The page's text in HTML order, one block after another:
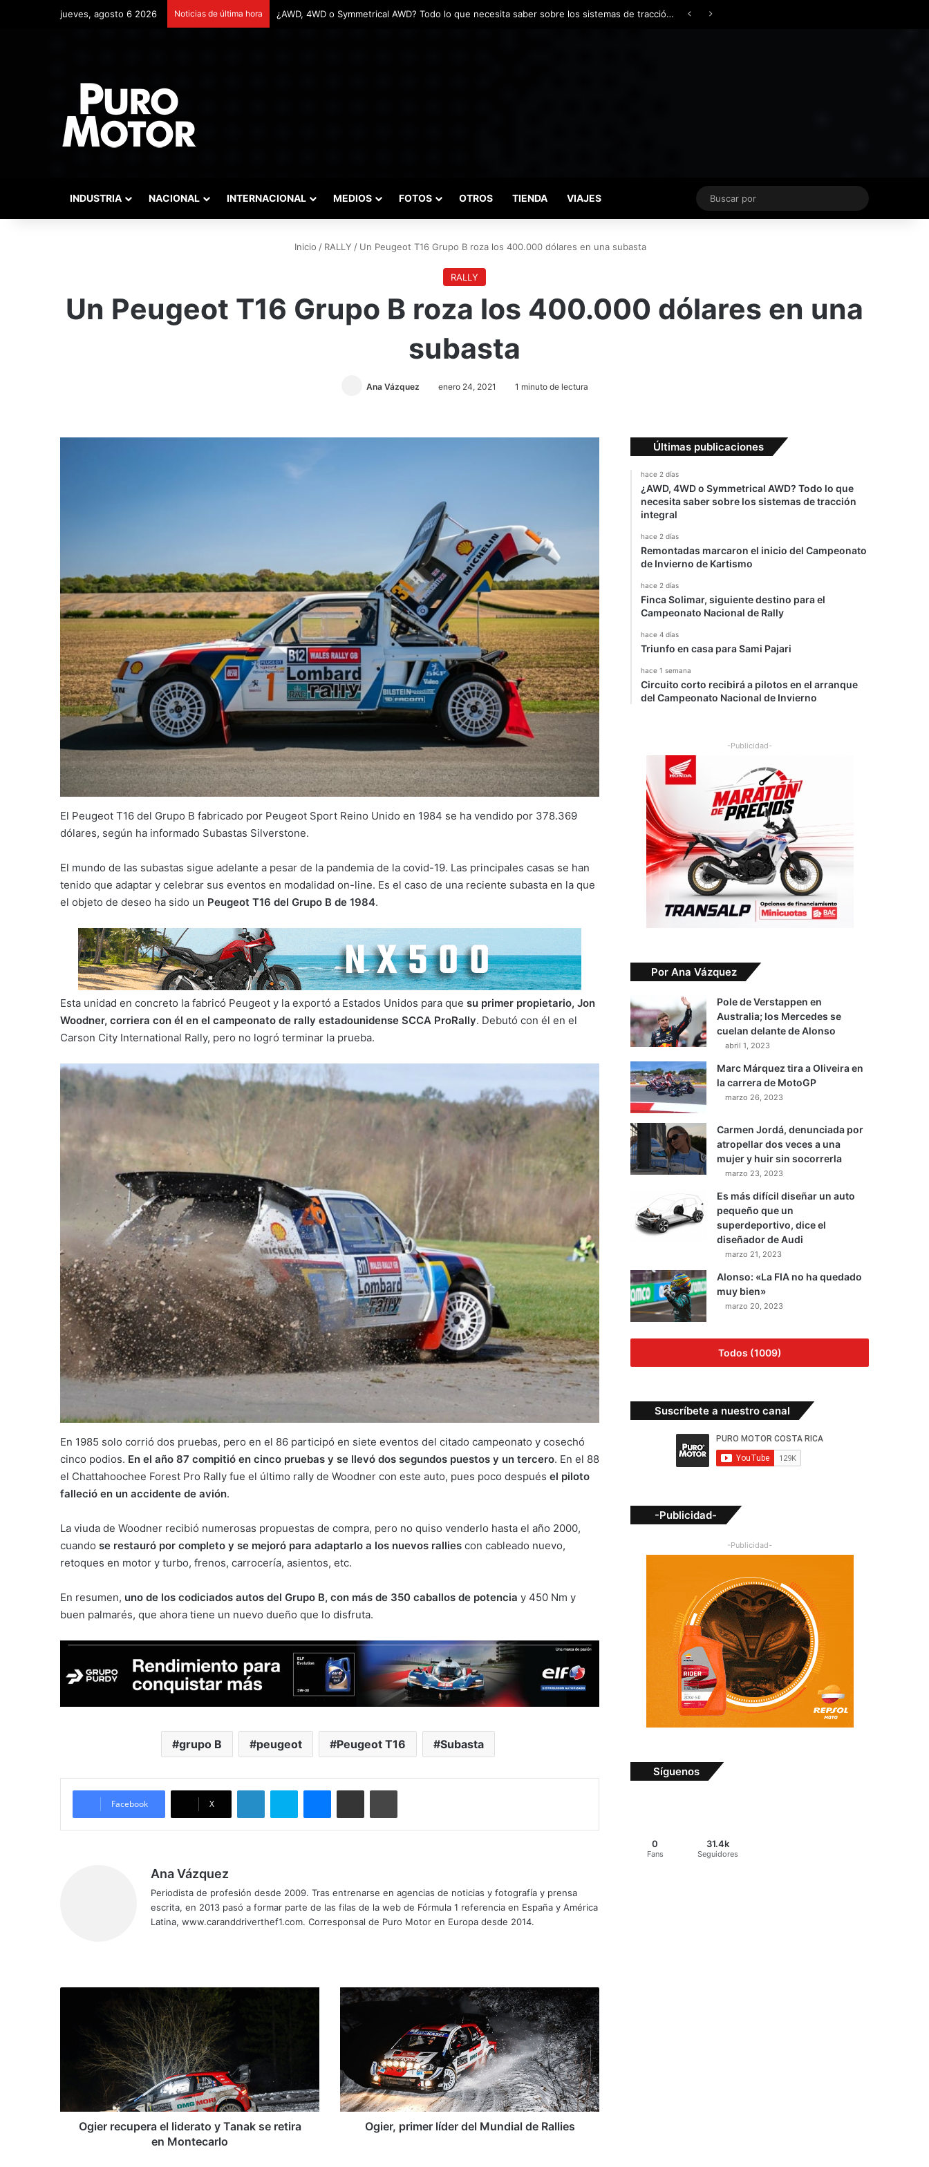
jueves, agosto 6 2026 Noticias de última hora Remontadas marcaron el inicio del Campeonato de Invierno de Kartismo
INDUSTRIA NACIONAL INTERNACIONAL MEDIOS FOTOS OTROS TIENDA VIAJES
Buscar
por
Inicio / RALLY / Un Peugeot T16 Grupo B roza los 400.000 dólares en una subasta
RALLY
Un Peugeot T16 Grupo B roza los 400.000 dólares en una
subasta
Ana Vázquez enero 24, 2021 1 minuto de lectura
El Peugeot T16 del Grupo B fabricado por Peugeot Sport Reino Unido en 1984 se ha vendido por 378.369
dólares, según ha informado Subastas Silverstone.
El mundo de las subastas sigue adelante a pesar de la pandemia de la covid-19. Las principales casas se han
tenido que adaptar y celebrar sus eventos en modalidad on-line. Es el caso de una reciente subasta en la que
el objeto de deseo ha sido un Peugeot T16 del Grupo B de 1984.
Esta unidad en concreto la fabricó Peugeot y la exportó a Estados Unidos para que su primer propietario, Jon
Woodner, corriera con él en el campeonato de rally estadounidense SCCA ProRally. Debutó con él en el
Carson City International Rally, pero no logró terminar la prueba.
En 1985 solo corrió dos pruebas, pero en el 86 participó en siete eventos del citado campeonato y cosechó
cinco podios. En el año 87 compitió en cinco pruebas y se llevó dos segundos puestos y un tercero. En el 88
el Chattahoochee Forest Pro Rally fue el último rally de Woodner con este auto, pues poco después el piloto
falleció en un accidente de avión.
La viuda de Woodner recibió numerosas propuestas de compra, pero no quiso venderlo hasta el año 2000,
cuando se restauró por completo y se mejoró para adaptarlo a los nuevos rallies con cableado nuevo,
retoques en motor y turbo, frenos, carrocería, asientos, etc.
En resumen, uno de los codiciados autos del Grupo B, con más de 350 caballos de potencia y 450 Nm y
buen palmarés, que ahora tiene un nuevo dueño que lo disfruta.
grupo B peugeot Peugeot T16 Subasta
Facebook X
LinkedInSkype MessengerCompartir por correo electrónicoImprimir
Ana Vázquez
Periodista de profesión desde 2009. Tras entrenarse en agencias de noticias y fotografía y prensa
escrita, en 2013 pasó a formar parte de las filas de la web de Fórmula 1 referencia en España y América
Latina, www.caranddriverthef1.com. Corresponsal de Puro Motor en Europa desde 2014.
liderato
Tanak
en
Montecarlo
Ogier recupera el liderato y Tanak se retira
en Montecarlo
Ogier,
primer
líder
Rallies
Ogier, primer líder del Mundial de Rallies
Últimas publicaciones
hace 2 días
¿AWD, 4WD o Symmetrical AWD? Todo lo que
necesita saber sobre los sistemas de tracción
integral
hace 2 días
Remontadas marcaron el inicio del Campeonato
de Invierno de Kartismo
hace 2 días
Finca Solimar, siguiente destino para el
Campeonato Nacional de Rally
hace 4 días
Triunfo en casa para Sami Pajari
hace 1 semana
Circuito corto recibirá a pilotos en el arranque
del Campeonato Nacional de Invierno
-Publicidad-
Por Ana Vázquez
Pole de Verstappen en
Australia; los Mercedes se
cuelan delante de Alonso
abril 1, 2023
Marc Márquez tira a Oliveira en
la carrera de MotoGP
marzo 26, 2023
Carmen Jordá, denunciada por
atropellar dos veces a una
mujer y huir sin socorrerla
marzo 23, 2023
Es más difícil diseñar un auto
pequeño que un
superdeportivo, dice el
diseñador de Audi
marzo 21, 2023
Alonso: «La FIA no ha quedado
muy bien»
marzo 20, 2023
Todos (1009)
Suscríbete a nuestro canal
-Publicidad-
-Publicidad-
Síguenos
0
Fans
31.4k
Seguidores